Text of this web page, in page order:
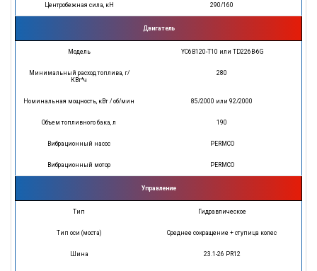
Центробежная сила, кН 290/160
Двигатель
Модель YC6B120-T10 или TD226B-6G
Минимальный расход топлива, г/
КВт*ч
280
Номинальная мощность, кВт / об/мин 85/2000 или 92/2000
Объем топливного бака, л 190
Вибрационный насос PERMCO
Вибрационный мотор PERMCO
Управление
Тип Гидравлическое
Тип оси (моста) Среднее сокращение + ступица колес
Шина 23.1-26 PR12